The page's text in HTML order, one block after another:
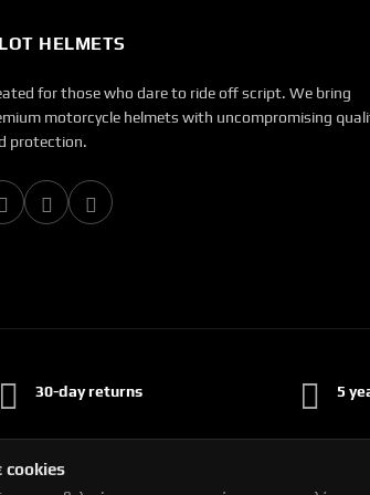
HELMETS
for those who dare to ride off script. We bring
motorcycle helmets with uncompromising
protection.
30-day returns 5
cookies